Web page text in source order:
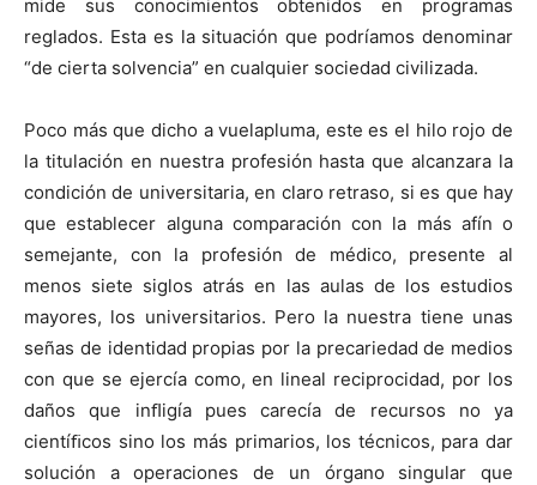
mide sus conocimientos obtenidos en programas
reglados. Esta es la situación que podríamos denominar
“de cierta solvencia” en cualquier sociedad civilizada.
Poco más que dicho a vuelapluma, este es el hilo rojo de
la titulación en nuestra profesión hasta que alcanzara la
condición de universitaria, en claro retraso, si es que hay
que establecer alguna comparación con la más afín o
semejante, con la profesión de médico, presente al
menos siete siglos atrás en las aulas de los estudios
mayores, los universitarios. Pero la nuestra tiene unas
señas de identidad propias por la precariedad de medios
con que se ejercía como, en lineal reciprocidad, por los
daños que inﬂigía pues carecía de recursos no ya
cientíﬁcos sino los más primarios, los técnicos, para dar
solución a operaciones de un órgano singular que